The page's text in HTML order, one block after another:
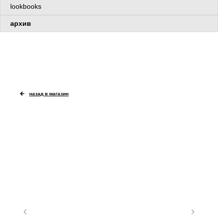
⠀⠀архив
⠀⠀lookbooks
назад в магазин